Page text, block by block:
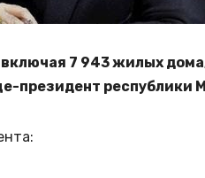
7 943 жилых
президент республики